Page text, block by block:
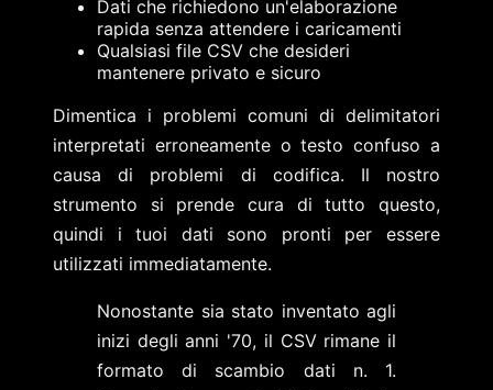
Dati che richiedono un'elaborazione
rapida senza attendere i caricamenti
Qualsiasi file CSV che desideri
mantenere privato e sicuro
Dimentica i problemi comuni di delimitatori
interpretati erroneamente o testo confuso a
causa di problemi di codifica. Il nostro
strumento si prende cura di tutto questo,
quindi i tuoi dati sono pronti per essere
utilizzati immediatamente.
Nonostante sia stato inventato agli
inizi degli anni '70, il CSV rimane il
formato di scambio dati n. 1.